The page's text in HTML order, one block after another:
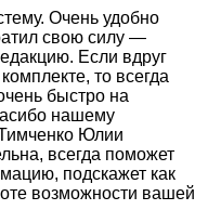
Очень удобно
свою силу —
Если вдруг
то всегда
быстро на
нашему
Юлии
всегда поможет
подскажет как
возможности вашей